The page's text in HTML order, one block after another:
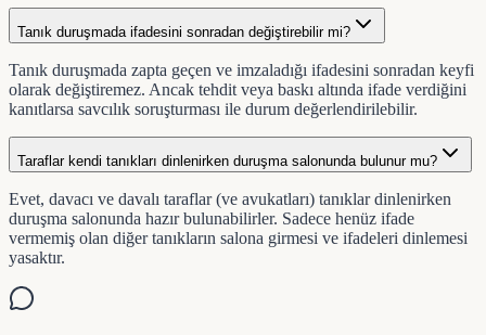
Tanık duruşmada ifadesini sonradan değiştirebilir mi?
Tanık duruşmada zapta geçen ve imzaladığı ifadesini sonradan keyfi
olarak değiştiremez. Ancak tehdit veya baskı altında ifade verdiğini
kanıtlarsa savcılık soruşturması ile durum değerlendirilebilir.
Taraflar kendi tanıkları dinlenirken duruşma salonunda bulunur mu?
Evet, davacı ve davalı taraflar (ve avukatları) tanıklar dinlenirken
duruşma salonunda hazır bulunabilirler. Sadece henüz ifade
vermemiş olan diğer tanıkların salona girmesi ve ifadeleri dinlemesi
yasaktır.